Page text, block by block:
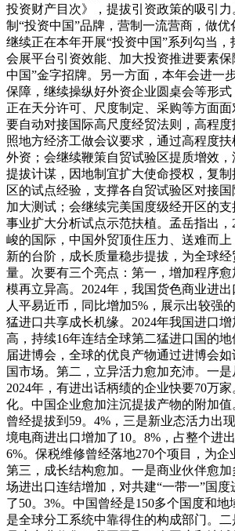
投资财产目次》，提拔引资政策的吸引
制“投资中国”品牌，营制一流营商，做优
继续正在本年开展“投资中国”系列勾当
会展平台引资效能、加大投资推进要素保
中国”金字招牌。另一方面，本年会进一
保障，继续操纵好外资企业圆桌会等形
正在天分许可、尺度制定、采购等方面
要自动对接国际高尺度经贸法则，高程
照地方经济工做会议要求，通过高程度扶
外资；会继续鞭策自贸试验区提质增效
提拔计谋，因地制宜扩大使命授权，复
区的试点经验，支撑各自贸试验区对接国
加大测试；会继续完美国度级经开区的
事业扩大分析试点示范扶植。孟岳指出，
峻的国际，中国外贸顶住压力、送难而
新的台阶，成长质量稳步提拔，为全球
量。次要有三个亮点：第一，增加程序
模再立异高。2024年，我国货色商业进
人平易近币，同比增加5%，展示出较强
猛进口共享成长机缘。2024年我国进口
高，持续16年连结全球第二猛进口国的
届进博会，全球的优良产物通过进博会
国市场。第二，立异活力愈加充沛。一是
2024年，有进出话柄绩的企业快要70万
化。中国企业愈加注沉提拔产物的附加
曾经提拔到59。4%，三是新业态活力出
境电商进出口增加了10。8%，占整个进
6%。保税维修曾经落地270个项目，为企
第三，成长结构愈加。一是商业伙伴愈
场进出口连结增加，对共建“一带一”国度
了50。3%。中国曾经是150多个国度和地
是全球分工系统中靠得住的构成部门。